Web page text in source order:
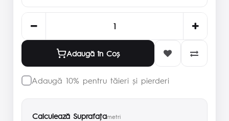
Adaugă în Coş
Adaugă 10% pentru tăieri și pierderi
Calculează Suprafaţametri